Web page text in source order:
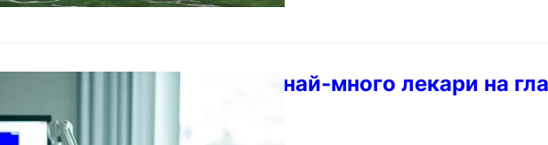
Варна е сред областите с най-много лекари на
населението